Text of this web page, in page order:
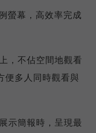
螢幕，高效率完成
，不佔空間地觀看
便多人同時觀看與
示簡報時，呈現最